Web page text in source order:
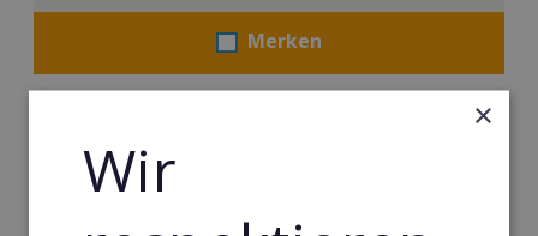
Merken
×
Wir